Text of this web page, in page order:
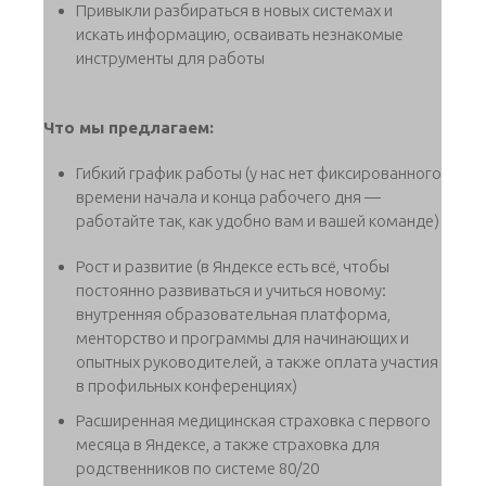
Привыкли разбираться в новых системах и
искать информацию, осваивать незнакомые
инструменты для работы
Что мы предлагаем:
Гибкий график работы (у нас нет фиксированного
времени начала и конца рабочего дня —
работайте так, как удобно вам и вашей команде)
Рост и развитие (в Яндексе есть всё, чтобы
постоянно развиваться и учиться новому:
внутренняя образовательная платформа,
менторство и программы для начинающих и
опытных руководителей, а также оплата участия
в профильных конференциях)
Расширенная медицинская страховка с первого
месяца в Яндексе, а также страховка для
родственников по системе 80/20